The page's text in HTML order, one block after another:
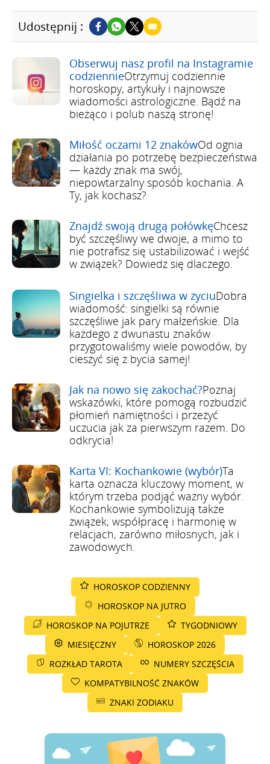
Udostępnij :
Obserwuj nasz profil na Instagramie
codziennieOtrzymuj codziennie
horoskopy, artykuły i najnowsze
wiadomości astrologiczne. Bądź na
bieżąco i polub naszą stronę!
Miłość oczami 12 znakówOd ognia
działania po potrzebę bezpieczeństwa
— każdy znak ma swój,
niepowtarzalny sposób kochania. A
Ty, jak kochasz?
Znajdź swoją drugą połówkęChcesz
być szczęśliwy we dwoje, a mimo to
nie potrafisz się ustabilizować i wejść
w związek? Dowiedz się dlaczego.
Singielka i szczęśliwa w życiuDobra
wiadomość: singielki są równie
szczęśliwe jak pary małżeńskie. Dla
każdego z dwunastu znaków
przygotowaliśmy wiele powodów, by
cieszyć się z bycia samej!
Jak na nowo się zakochać?Poznaj
wskazówki, które pomogą rozbudzić
płomień namiętności i przeżyć
uczucia jak za pierwszym razem. Do
odkrycia!
Karta VI: Kochankowie (wybór)Ta
karta oznacza kluczowy moment, w
którym trzeba podjąć ważny wybór.
Kochankowie symbolizują także
związek, współpracę i harmonię w
relacjach, zarówno miłosnych, jak i
zawodowych.
HOROSKOP CODZIENNY
HOROSKOP NA JUTRO
HOROSKOP NA POJUTRZE
TYGODNIOWY
MIESIĘCZNY
HOROSKOP 2026
ROZKŁAD TAROTA
NUMERY SZCZĘŚCIA
KOMPATYBILNOŚĆ ZNAKÓW
ZNAKI ZODIAKU